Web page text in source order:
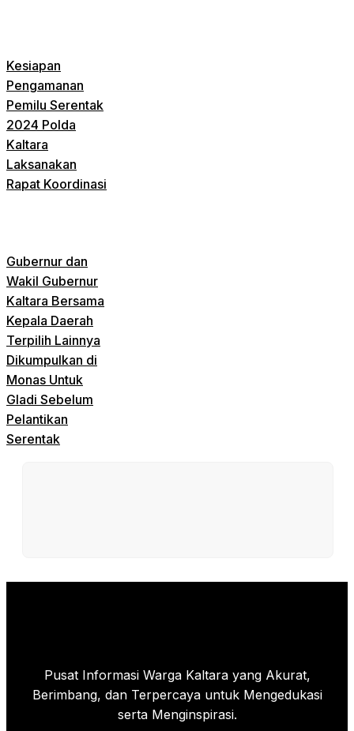
Kesiapan
Pengamanan
Pemilu Serentak
2024 Polda
Kaltara
Laksanakan
Rapat Koordinasi
Gubernur dan
Wakil Gubernur
Kaltara Bersama
Kepala Daerah
Terpilih Lainnya
Dikumpulkan di
Monas Untuk
Gladi Sebelum
Pelantikan
Serentak
Pusat Informasi Warga Kaltara yang Akurat,
Berimbang, dan Terpercaya untuk Mengedukasi
serta Menginspirasi.